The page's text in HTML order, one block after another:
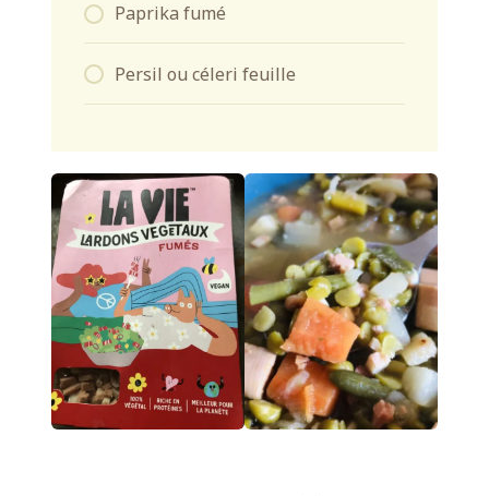
Paprika fumé
Persil ou céleri feuille